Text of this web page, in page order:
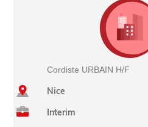
Cordiste URBAIN H/F
Nice
Interim